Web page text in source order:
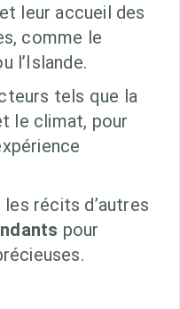
leur accueil des
comme le
l’Islande.
tels que la
le climat, pour
récits d’autres
pour